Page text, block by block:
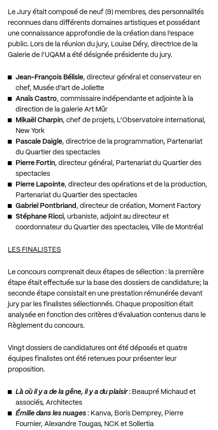
Le Jury était composé de neuf (9) membres, des personnalités
reconnues dans différents domaines artistiques et possédant
une connaissance approfondie de la création dans l’espace
public. Lors de la réunion du jury, Louise Déry, directrice de la
Galerie de l’UQAM a été désignée présidente du jury.
Jean-François Bélisle, directeur général et conservateur en
chef, Musée d’art de Joliette
Anaïs Castro, commissaire indépendante et adjointe à la
direction de la galerie Art Mûr
Mikaël Charpin, chef de projets, L’Observatoire international,
New York
Pascale Daigle, directrice de la programmation, Partenariat
du Quartier des spectacles
Pierre Fortin, directeur général, Partenariat du Quartier des
spectacles
Pierre Lapointe, directeur des opérations et de la production,
Partenariat du Quartier des spectacles
Gabriel Pontbriand , directeur de création, Moment Factory
Stéphane Ricci, urbaniste, adjoint au directeur et
coordonnateur du Quartier des spectacles, Ville de Montréal
LES FINALISTES
Le concours comprenait deux étapes de sélection : la première
étape était effectuée sur la base des dossiers de candidature; la
seconde étape consistait en une prestation rémunérée devant
jury par les finalistes sélectionnés. Chaque proposition était
analysée en fonction des critères d’évaluation contenus dans le
Règlement du concours.
Vingt dossiers de candidatures ont été déposés et quatre
équipes finalistes ont été retenues pour présenter leur
proposition.
Là où il y a de la gêne, il y a du plaisir: Beaupré Michaud et
associés, Architectes
Émilie dans les nuages : Kanva, Boris Demprey, Pierre
Fournier, Alexandre Tougas, NCK et Sollertia